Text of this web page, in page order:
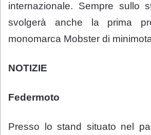
internazionale. Sempre sullo
svolgerà anche la prima
monomarca Mobster di
NOTIZIE
Federmoto
Presso lo stand situato nel